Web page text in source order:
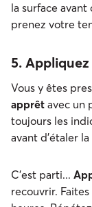
la surface
prenez votre
5. Appliquez
Vous y êtes
apprêt avec un
toujours les
avant d’étaler
C’est parti...
recouvrir.